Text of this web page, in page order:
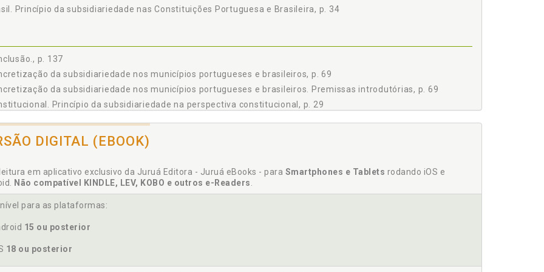
Princípio da subsidiariedade nas Constituições Portuguesa e Brasileira, p. 34
p. 137
da subsidiariedade nos municípios portugueses e brasileiros, p. 69
da subsidiariedade nos municípios portugueses e brasileiros. Premissas introdutórias, p. 69
Princípio da subsidiariedade na perspectiva constitucional, p. 29
Princípio democrático ea atribuição de sentido à dimensão horizontal da subsidiariedade, p. 60
Princípio da Igualdade como critério (re)orientador da aplicação da subsidiariedade administrativa
DIGITAL (EBOOK)
em aplicativo exclusivo da Juruá Editora - Juruá eBooks - para Smartphones e Tablets rodando iOS e
Não compatível KINDLE, LEV, KOBO e outros e-Readers.
para as plataformas:
15 ou posterior
18 ou posterior